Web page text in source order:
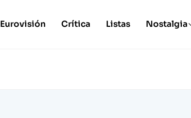
Eurovisión Crítica Listas Nostalgia